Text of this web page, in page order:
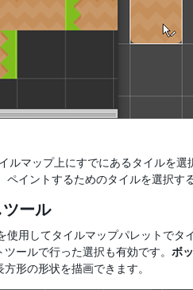
ルマップ上にすでにあるタイルを選
ペイントするためのタイルを選択す
ール
使用してタイルマップパレットでタ
ールで行った選択も有効です。 ボ
形の形状を描画できます。